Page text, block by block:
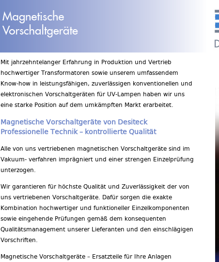
Mit jahrzehntelanger Erfahrung in Produktion und Vertrieb
hochwertiger Transformatoren sowie unserem umfassendem
Know-how in leistungsfähigen, zuverlässigen konventionellen und
elektronischen Vorschaltgeräten für UV-Lampen haben wir uns
eine starke Position auf dem umkämpften Markt erarbeitet.
Magnetische Vorschaltgeräte von Desiteck
Professionelle Technik – kontrollierte Qualität
Alle von uns vertriebenen magnetischen Vorschaltgeräte sind im
Vakuum- verfahren imprägniert und einer strengen Einzelprüfung
unterzogen.
Wir garantieren für höchste Qualität und Zuverlässigkeit der von
uns vertriebenen Vorschaltgeräte. Dafür sorgen die exakte
Kombination hochwertiger und funktioneller Einzelkomponenten
sowie eingehende Prüfungen gemäß dem konsequenten
Qualitätsmanagement unserer Lieferanten und den einschlägigen
Vorschriften.
Magnetische Vorschaltgeräte – Ersatzteile für Ihre Anlagen